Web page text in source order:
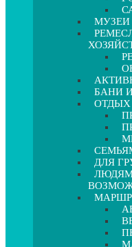
МУЗЕИ
БАНИ
ОТДЫХ
ДЛЯ